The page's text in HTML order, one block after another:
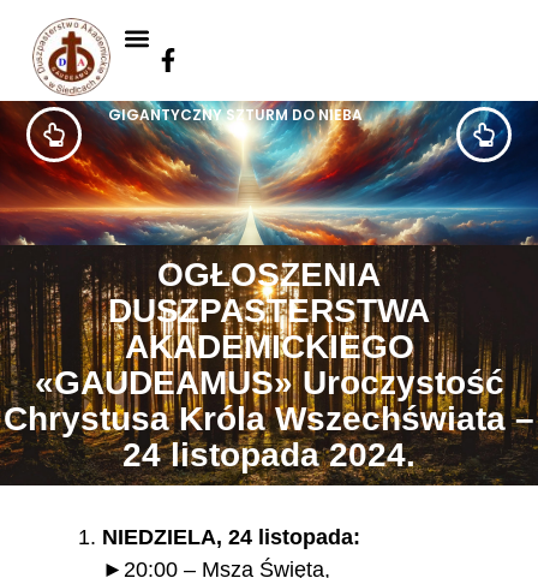
GIGANTYCZNY SZTURM DO NIEBA
OGŁOSZENIA
DUSZPASTERSTWA
AKADEMICKIEGO
«GAUDEAMUS» Uroczystość
Chrystusa Króla Wszechświata –
24 listopada 2024.
NIEDZIELA, 24 listopada:
►20:00 – Msza Święta,